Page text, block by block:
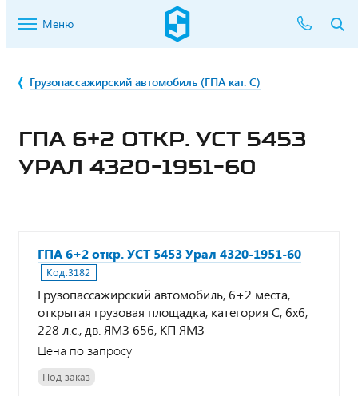
Меню
Грузопассажирский автомобиль (ГПА кат. С)
ГПА 6+2 ОТКР. УСТ 5453
УРАЛ 4320-1951-60
ГПА 6+2 откр. УСТ 5453 Урал 4320-1951-60
Код:3182
Грузопассажирский автомобиль, 6+2 места,
открытая грузовая площадка, категория С, 6х6,
228 л.с., дв. ЯМЗ 656, КП ЯМЗ
Цена по запросу
Под заказ